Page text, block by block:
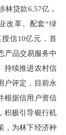
林贷款6.57亿，
改革。配套“绿
信10亿元，首
产品交易服务中
持续推进农村信
户评定，目前永
根据信用户资信
积极引导银行机
，为林下经济种